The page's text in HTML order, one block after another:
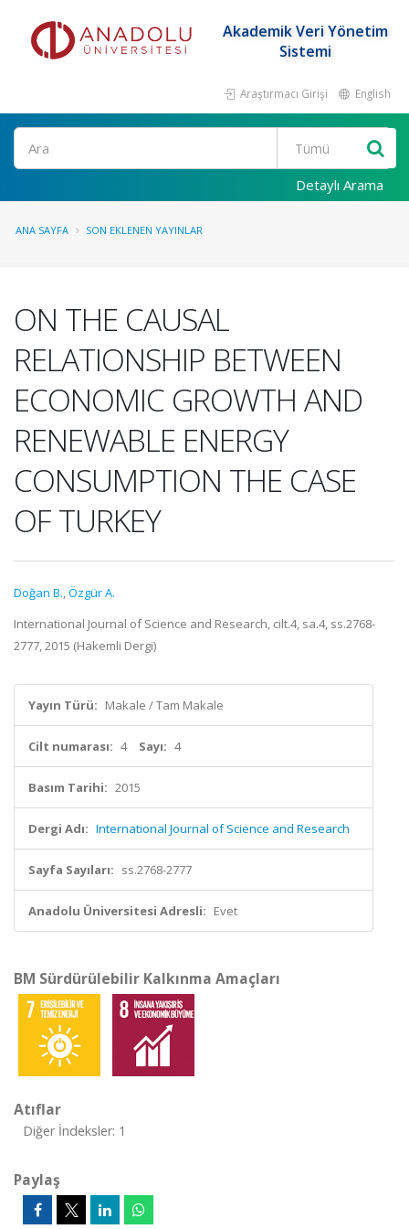
Akademik Veri Yönetim
Sistemi
Araştırmacı Girişi English
Ara
Detaylı Arama
ANA SAYFA SON EKLENEN YAYINLAR
ON THE CAUSAL
RELATIONSHIP BETWEEN
ECONOMIC GROWTH AND
RENEWABLE ENERGY
CONSUMPTION THE CASE
OF TURKEY
Doğan B.,Özgür A.
International Journal of Science and Research, cilt.4, sa.4, ss.2768-
2777, 2015 (Hakemli Dergi)
Yayın Türü: Makale / Tam Makale
Cilt numarası: 4 Sayı: 4
Basım Tarihi: 2015
Dergi Adı: International Journal of Science and Research
Sayfa Sayıları: ss.2768-2777
Anadolu Üniversitesi Adresli: Evet
BM Sürdürülebilir Kalkınma Amaçları
Atıflar
Diğer İndeksler: 1
Paylaş